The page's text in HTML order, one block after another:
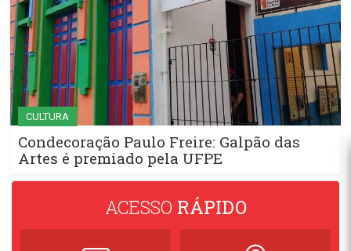
CULTURA
Condecoração Paulo Freire: Galpão das
Artes é premiado pela UFPE
ACESSO RÁPIDO